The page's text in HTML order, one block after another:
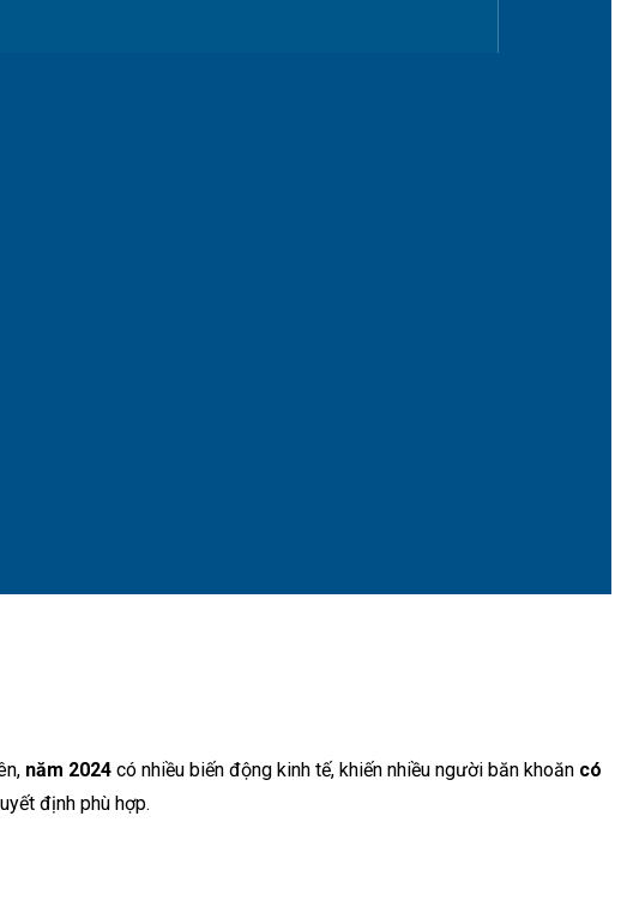
năm 2024 có nhiều biến động kinh tế, khiến nhiều người băn khoăn có
định phù hợp.